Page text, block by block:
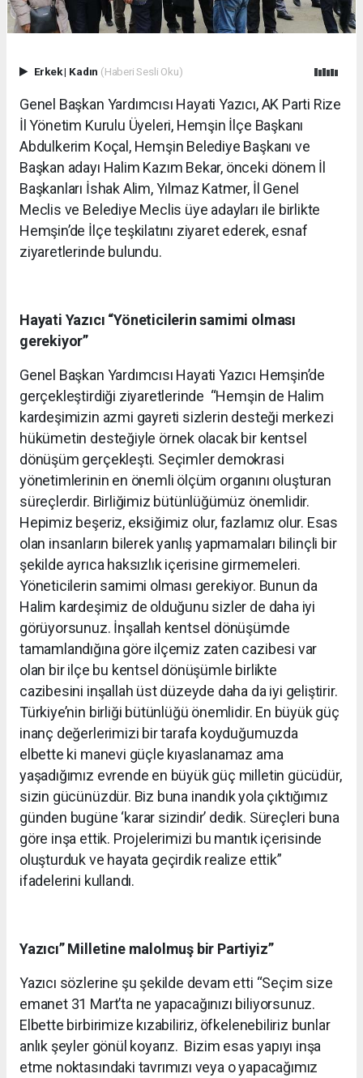
Erkek| Kadın (Haberi Sesli Oku)
Genel Başkan Yardımcısı Hayati Yazıcı, AK Parti Rize
İl Yönetim Kurulu Üyeleri, Hemşin İlçe Başkanı
Abdulkerim Koçal, Hemşin Belediye Başkanı ve
Başkan adayı Halim Kazım Bekar, önceki dönem İl
Başkanları İshak Alim, Yılmaz Katmer, İl Genel
Meclis ve Belediye Meclis üye adayları ile birlikte
Hemşin’de İlçe teşkilatını ziyaret ederek, esnaf
ziyaretlerinde bulundu.
Hayati Yazıcı “Yöneticilerin samimi olması
gerekiyor”
Genel Başkan Yardımcısı Hayati Yazıcı Hemşin’de
gerçekleştirdiği ziyaretlerinde “Hemşin de Halim
kardeşimizin azmi gayreti sizlerin desteği merkezi
hükümetin desteğiyle örnek olacak bir kentsel
dönüşüm gerçekleşti. Seçimler demokrasi
yönetimlerinin en önemli ölçüm organını oluşturan
süreçlerdir. Birliğimiz bütünlüğümüz önemlidir.
Hepimiz beşeriz, eksiğimiz olur, fazlamız olur. Esas
olan insanların bilerek yanlış yapmamaları bilinçli bir
şekilde ayrıca haksızlık içerisine girmemeleri.
Yöneticilerin samimi olması gerekiyor. Bunun da
Halim kardeşimiz de olduğunu sizler de daha iyi
görüyorsunuz. İnşallah kentsel dönüşümde
tamamlandığına göre ilçemiz zaten cazibesi var
olan bir ilçe bu kentsel dönüşümle birlikte
cazibesini inşallah üst düzeyde daha da iyi geliştirir.
Türkiye’nin birliği bütünlüğü önemlidir. En büyük güç
inanç değerlerimizi bir tarafa koyduğumuzda
elbette ki manevi güçle kıyaslanamaz ama
yaşadığımız evrende en büyük güç milletin gücüdür,
sizin gücünüzdür. Biz buna inandık yola çıktığımız
günden bugüne ‘karar sizindir’ dedik. Süreçleri buna
göre inşa ettik. Projelerimizi bu mantık içerisinde
oluşturduk ve hayata geçirdik realize ettik”
ifadelerini kullandı.
Yazıcı” Milletine malolmuş bir Partiyiz”
Yazıcı sözlerine şu şekilde devam etti “Seçim size
emanet 31 Mart’ta ne yapacağınızı biliyorsunuz.
Elbette birbirimize kızabiliriz, öfkelenebiliriz bunlar
anlık şeyler gönül koyarız. Bizim esas yapıyı inşa
etme noktasındaki tavrımızı veya o yapacağımız